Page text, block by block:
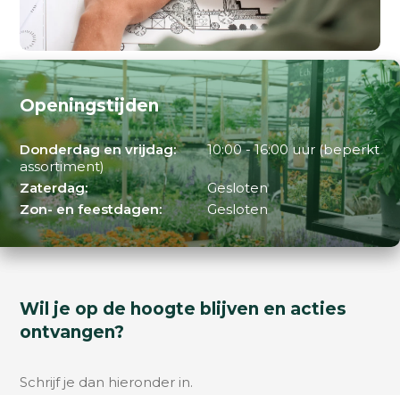
Openingstijden
Donderdag en vrijdag:
10:00 - 16:00 uur (beperkt
assortiment)
Zaterdag:
Gesloten
Zon- en feestdagen:
Gesloten
Wil je op de hoogte blijven en acties
ontvangen?
Schrijf je dan hieronder in.